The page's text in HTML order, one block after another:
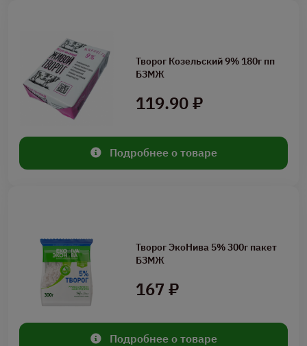
Творог Козельский 9% 180г пп
БЗМЖ
119.90 ₽
Подробнее о товаре
Творог ЭкоНива 5% 300г пакет
БЗМЖ
167 ₽
Подробнее о товаре